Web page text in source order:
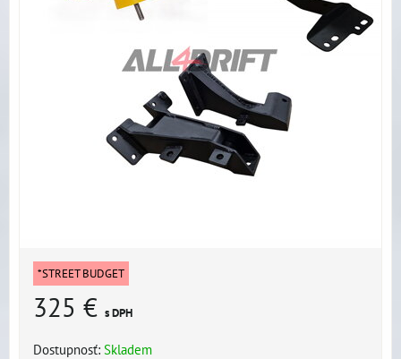
*STREET BUDGET
325 € s DPH
Dostupnosť: Skladem